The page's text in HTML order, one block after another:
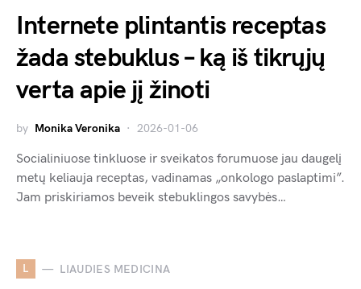
Internete plintantis receptas
žada stebuklus – ką iš tikrųjų
verta apie jį žinoti
by Monika Veronika 2026-01-06
Socialiniuose tinkluose ir sveikatos forumuose jau daugelį
metų keliauja receptas, vadinamas „onkologo paslaptimi”.
Jam priskiriamos beveik stebuklingos savybės…
L LIAUDIES MEDICINA